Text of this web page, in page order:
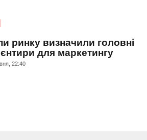
ринку визначили головні
для маркетингу
22:40